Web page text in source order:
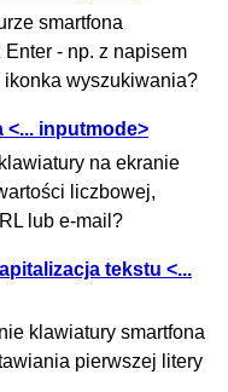
smartfona
- np. z napisem
wyszukiwania?
<... inputmode>
na ekranie
liczbowej,
lub e-mail?
tekstu <...
klawiatury smartfona
pierwszej litery